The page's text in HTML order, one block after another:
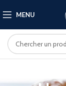
MENU